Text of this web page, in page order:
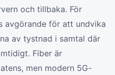
och tillbaka. För
avgörande för att undvika
av tystnad i samtal där
Fiber är
men modern 5G-